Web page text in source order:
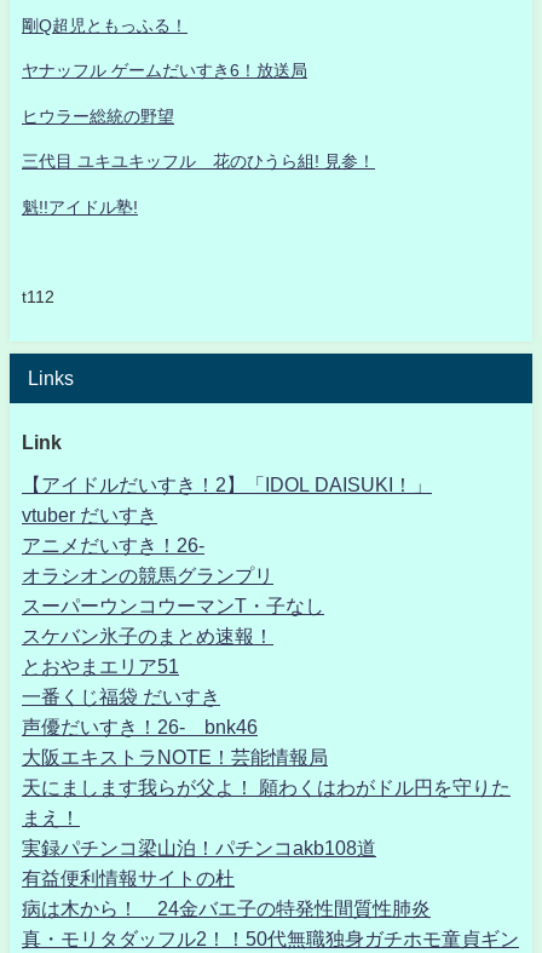
剛Q超児ともっふる！
ヤナッフル ゲームだいすき6！放送局
ヒウラー総統の野望
三代目 ユキユキッフル 花のひうら組! 見参！
魁!!アイドル塾!
t112
Links
Link
【アイドルだいすき！2】「IDOL DAISUKI！」
vtuber だいすき
アニメだいすき！26-
オラシオンの競馬グランプリ
スーパーウンコウーマンT・子なし
スケバン氷子のまとめ速報！
とおやまエリア51
一番くじ福袋 だいすき
声優だいすき！26- bnk46
大阪エキストラNOTE！芸能情報局
天にまします我らが父よ！ 願わくはわがドル円を守りた
まえ！
実録パチンコ梁山泊！パチンコakb108道
有益便利情報サイトの杜
病は木から！ 24金バエ子の特発性間質性肺炎
真・モリタダッフル2！！50代無職独身ガチホモ童貞ギン